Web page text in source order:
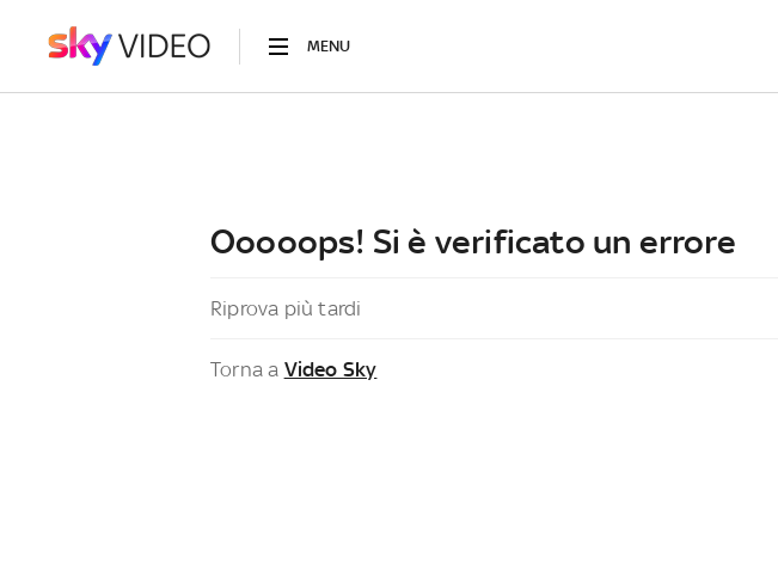
MENU
Ooooops! Si è verificato un errore
Riprova più tardi
Torna a Video Sky